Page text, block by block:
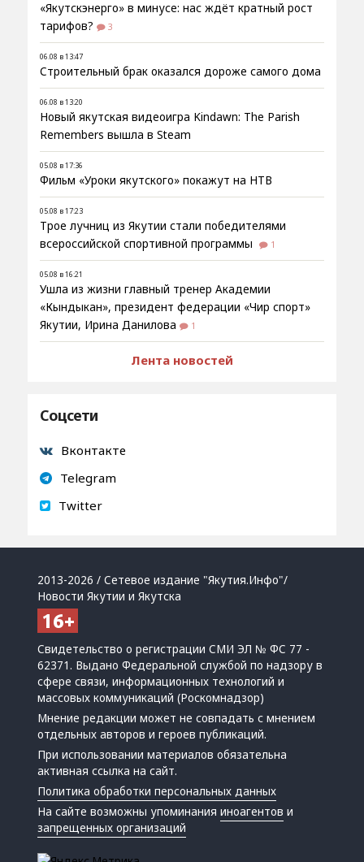
«Якутскэнерго» в минусе: нас ждёт кратный рост
тарифов?
3
06.08 в 13:47
Строительный брак оказался дороже самого дома
06.08 в 13:20
Новый якутская видеоигра Kindawn: The Parish
Remembers вышла в Steam
05.08 в 17:36
Фильм «Уроки якутского» покажут на НТВ
05.08 в 17:23
Трое лучниц из Якутии стали победителями
всероссийской спортивной программы
1
05.08 в 16:21
Ушла из жизни главный тренер Академии
«Кындыкан», президент федерации «Чир спорт»
Якутии, Ирина Данилова
1
Лента новостей
Соцсети
Вконтакте
Telegram
Twitter
2013-2026 / Сетевое издание "Якутия.Инфо"/
Новости Якутии и Якутска
Свидетельство о регистрации СМИ ЭЛ № ФС 77 -
62371. Выдано Федеральной службой по надзору в
сфере связи, информационных технологий и
массовых коммуникаций (Роскомнадзор)
Мнение редакции может не совпадать с мнением
отдельных авторов и героев публикаций.
При использовании материалов обязательна
активная ссылка на сайт.
Политика обработки персональных данных
На сайте возможны упоминанияиноагентов и
запрещенных организаций